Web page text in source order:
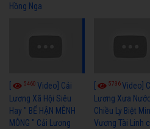
Hồng Nga
5460 Video] Cải
Lương Xã Hội Siêu
Hay " BỂ HẬN MÊNH
MÔNG " Cải Lương
5736Video]
Lương Xưa
Chiều Ly Biệt
Vương Tài Linh